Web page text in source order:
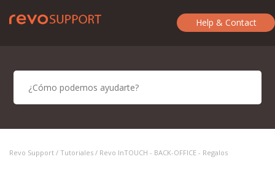
Help & Contact
Revo Support / Tutoriales / Revo InTOUCH - BACK-OFFICE - Regalos